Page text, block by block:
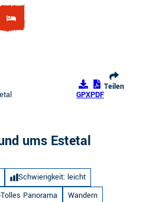
GPXPDF
Teilen
ums Estetal
Schwierigkeit: leicht
Tolles Panorama Wandern